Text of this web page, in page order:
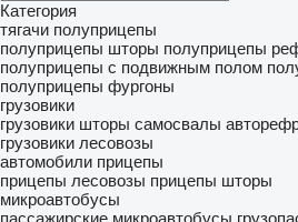
Категория
тягачи полуприцепы
полуприцепы шторы полуприцепы
полуприцепы с подвижным полом
полуприцепы фургоны
грузовики
грузовики шторы самосвалы
грузовики лесовозы
автомобили прицепы
прицепы лесовозы прицепы шторы
микроавтобусы
пассажирские микроавтобусы